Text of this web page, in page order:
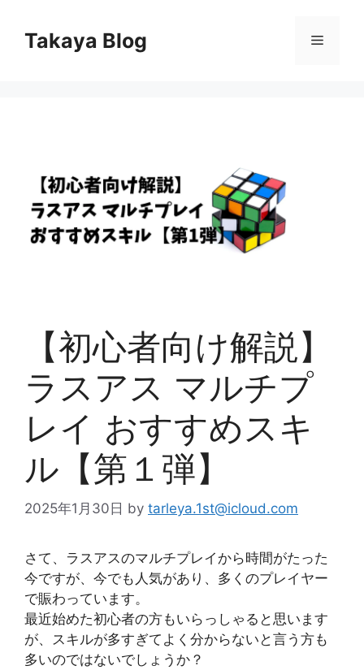
Takaya Blog メ
【初心者向け解説】
ラスアス マルチプ
レイ おすすめスキ
ル【第１弾】
2025年1月30日 by tarleya.1st@icloud.com
さて、ラスアスのマルチプレイから時間がたった
今ですが、今でも人気があり、多くのプレイヤー
で賑わっています。
最近始めた初心者の方もいらっしゃると思います
が、スキルが多すぎてよく分からないと言う方も
多いのではないでしょうか？